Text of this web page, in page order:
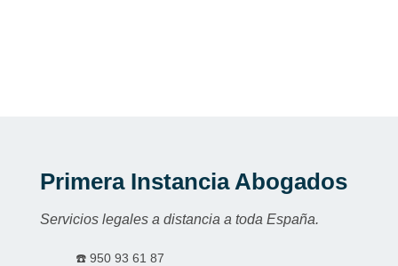
Primera Instancia Abogados
Servicios legales a distancia a toda España.
☎️ 950 93 61 87